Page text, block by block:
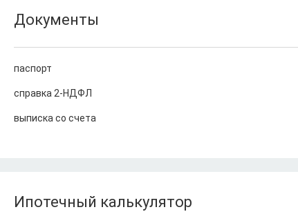
Документы
паспорт
справка 2-НДФЛ
выписка со счета
Ипотечный калькулятор